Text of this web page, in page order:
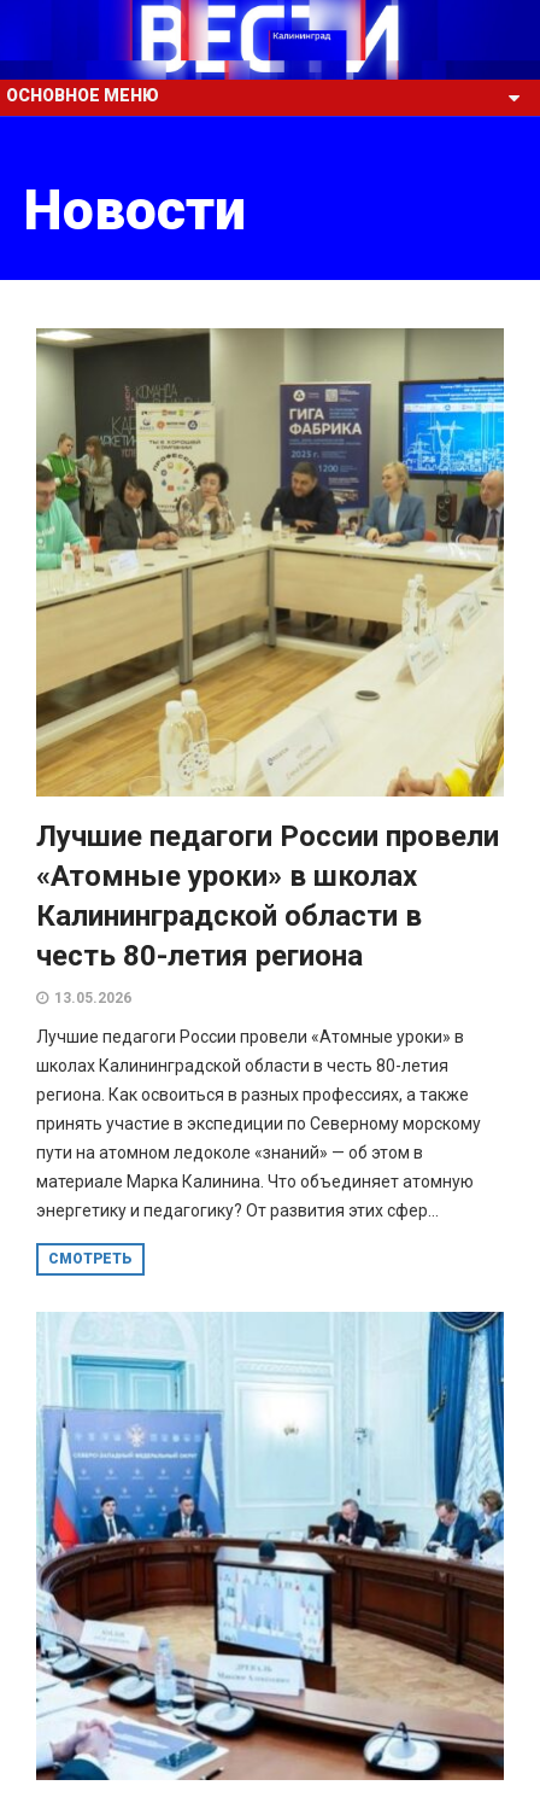
ОСНОВНОЕ МЕНЮ
Новости
Лучшие педагоги России провели
«Атомные уроки» в школах
Калининградской области в
честь 80-летия региона
13.05.2026
Лучшие педагоги России провели «Атомные уроки» в
школах Калининградской области в честь 80-летия
региона. Как освоиться в разных профессиях, а также
принять участие в экспедиции по Северному морскому
пути на атомном ледоколе «знаний» — об этом в
материале Марка Калинина. Что объединяет атомную
энергетику и педагогику? От развития этих сфер...
СМОТРЕТЬ